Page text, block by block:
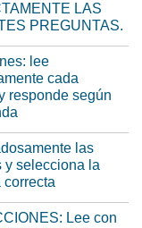
LAS
PREGUNTAS.
lee
cada
responde según
las
y selecciona la
correcta
Lee con